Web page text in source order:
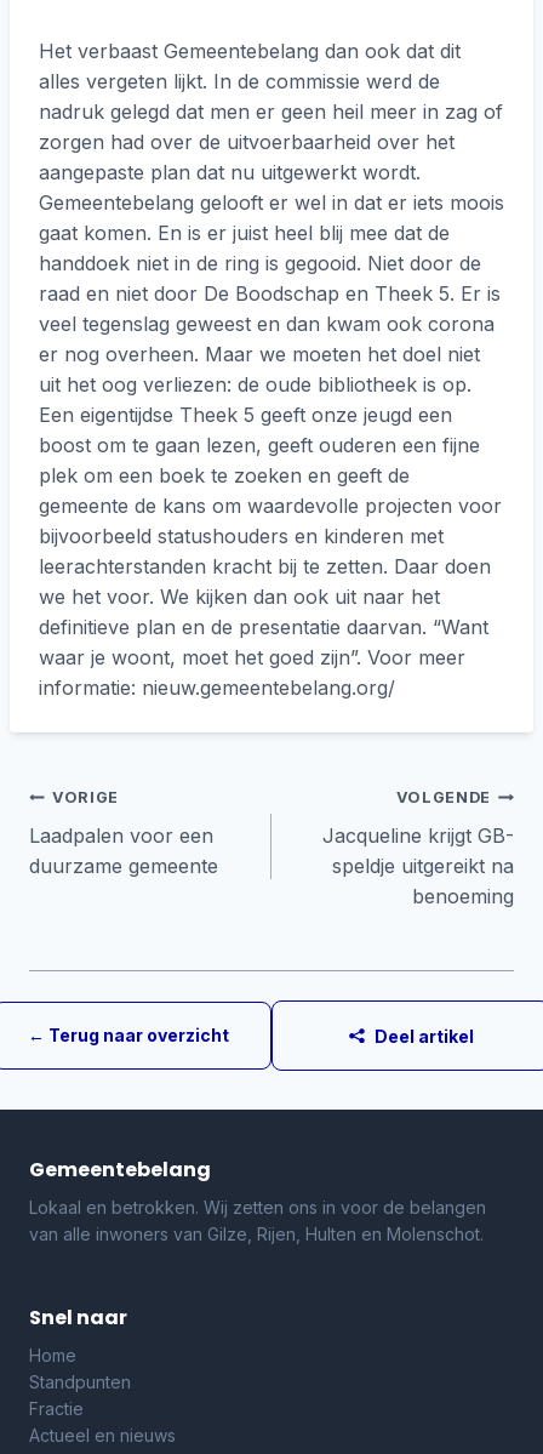
Het verbaast Gemeentebelang dan ook dat dit
alles vergeten lijkt. In de commissie werd de
nadruk gelegd dat men er geen heil meer in zag of
zorgen had over de uitvoerbaarheid over het
aangepaste plan dat nu uitgewerkt wordt.
Gemeentebelang gelooft er wel in dat er iets moois
gaat komen. En is er juist heel blij mee dat de
handdoek niet in de ring is gegooid. Niet door de
raad en niet door De Boodschap en Theek 5. Er is
veel tegenslag geweest en dan kwam ook corona
er nog overheen. Maar we moeten het doel niet
uit het oog verliezen: de oude bibliotheek is op.
Een eigentijdse Theek 5 geeft onze jeugd een
boost om te gaan lezen, geeft ouderen een fijne
plek om een boek te zoeken en geeft de
gemeente de kans om waardevolle projecten voor
bijvoorbeeld statushouders en kinderen met
leerachterstanden kracht bij te zetten. Daar doen
we het voor. We kijken dan ook uit naar het
definitieve plan en de presentatie daarvan. “Want
waar je woont, moet het goed zijn”. Voor meer
informatie: nieuw.gemeentebelang.org/
Bericht
navigatie
VORIGE
Laadpalen voor een
duurzame gemeente
VOLGENDE
Jacqueline krijgt GB-
speldje uitgereikt na
benoeming
← Terug naar overzicht Deel artikel
Gemeentebelang
Lokaal en betrokken. Wij zetten ons in voor de belangen
van alle inwoners van Gilze, Rijen, Hulten en Molenschot.
Snel naar
Home
Standpunten
Fractie
Actueel en nieuws